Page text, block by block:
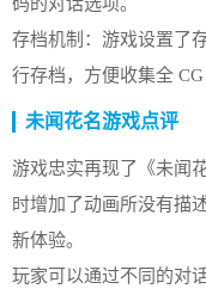
存档机制：游戏设置了
行存档，方便收集全 CG
未闻花名游戏点评
游戏忠实再现了《未闻
时增加了动画所没有描
新体验。
玩家可以通过不同的对